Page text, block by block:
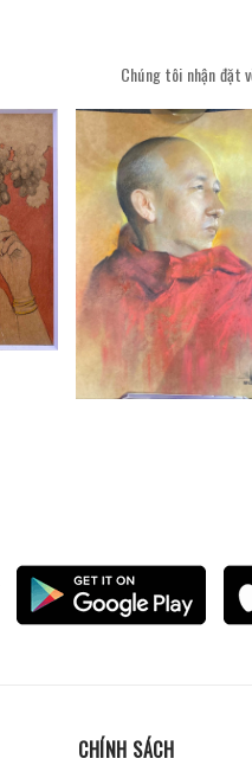
Chúng tôi nhận đặt
CHÍNH SÁCH